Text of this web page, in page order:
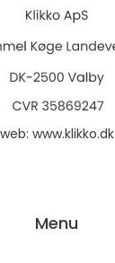
web: www.klikko.dk
Menu